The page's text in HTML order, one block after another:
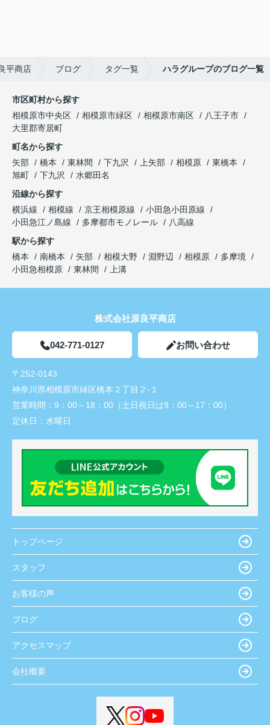
平商店 ブログ タグ一覧 ハラグループのブログ一覧
市区町村から探す
相模原市中央区
相模原市緑区 相模原市南区
八王子市
大里郡寄居町
町名から探す
矢部
橋本 東林間 下九沢 上矢部 相模原
東橋本
旭町
下九沢
水郷田名
沿線から探す
横浜線
相模線 京王相模原線
小田急小田原線
小田急江ノ島線
多摩都市モノレール
八高線
駅から探す
橋本
南橋本 矢部 相模大野 淵野辺 相模原
多摩境
小田急相模原
東林間 上溝
株式会社原良平商店
042-771-0127 お問い合わせ
〒252-0143
神奈川県相模原市緑区橋本２丁目２-１
営業時間： 9：00～18：00（土日祝日は9：00～17：00）
定休日： 水曜日
トップページ
スタッフ
お客様の声
ブログ
アクセスマップ
会社概要